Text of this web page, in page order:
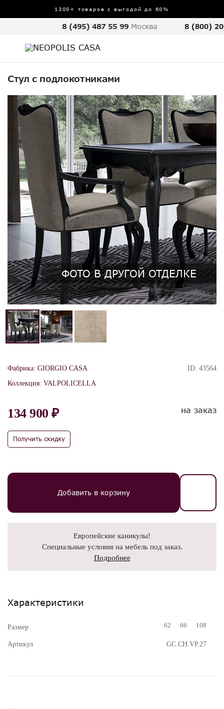
1300+ товаров с выгодой до 60%
8 (495) 487 55 99 Москва 8 (800)
Стул с подлокотниками
ФОТО В ДРУГОЙ ОТДЕЛКЕ
Фабрика: GIORGIO CASA
Коллекция: VALPOLICELLA
ID: 43564
134 900 ₽
Получить скидку
на заказ
Добавить в корзину
Европейские каникулы!
Специальные условия на мебель под заказ.
Подробнее
Характеристики
Размер 62 66 108
Артикул GC.CH.VP.27